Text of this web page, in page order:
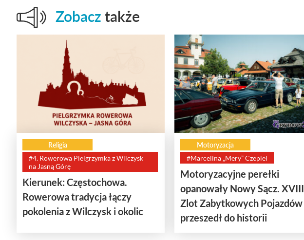
Zobacz także
Religia
#4. Rowerowa Pielgrzymka z Wilczysk
na Jasną Górę
Kierunek: Częstochowa.
Rowerowa tradycja łączy
pokolenia z Wilczysk i okolic
Motoryzacja
#Marcelina „Mery” Czepiel
Motoryzacyjne perełki
opanowały Nowy Sącz. XVIII
Zlot Zabytkowych Pojazdów
przeszedł do historii